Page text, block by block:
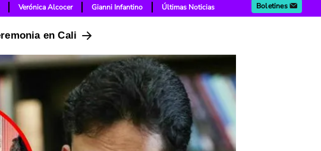
Verónica Alcocer Gianni Infantino Últimas Noticias Boletines
en Cali